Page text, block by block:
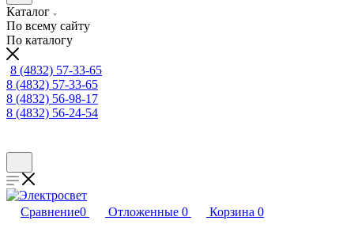
Каталог
По всему сайту
По каталогу
8 (4832) 57-33-65
8 (4832) 57-33-65
8 (4832) 56-98-17
8 (4832) 56-24-54
Сравнение0 Отложенные 0 Корзина 0